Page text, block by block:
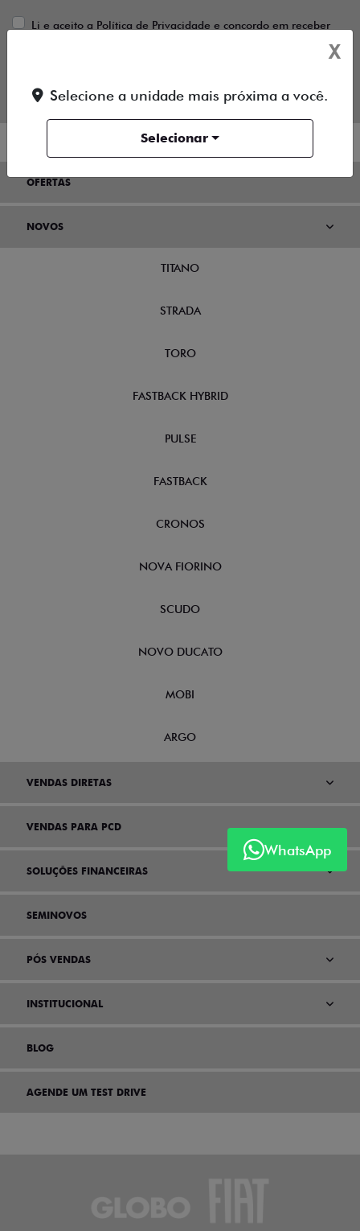
Li e aceito a Política de Privacidade e concordo em receber
WhatsApp
OFERTAS
NOVOS
TITANO
STRADA
TORO
FASTBACK HYBRID
PULSE
FASTBACK
CRONOS
NOVA FIORINO
SCUDO
NOVO DUCATO
MOBI
ARGO
VENDAS DIRETAS
VENDAS PARA PCD
SOLUÇÕES FINANCEIRAS
SEMINOVOS
PÓS VENDAS
INSTITUCIONAL
BLOG
AGENDE UM TEST DRIVE
X
Selecione a unidade mais próxima a você.
Selecionar